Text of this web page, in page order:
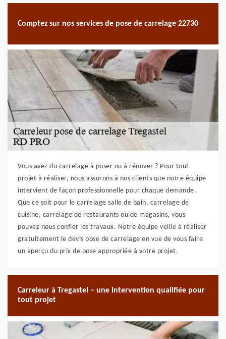
Comptez sur nos services de pose de carrelage 22730
Vous avez du carrelage à poser ou à rénover ? Pour tout
projet à réaliser, nous assurons à nos clients que notre équipe
intervient de façon professionnelle pour chaque demande.
Que ce soit pour le carrelage salle de bain, carrelage de
cuisine, carrelage de restaurants ou de magasins, vous
pouvez nous confier les travaux. Notre équipe veille à réaliser
gratuitement le devis pose de carrelage en vue de vous faire
un aperçu du prix de pose appropriée à votre projet.
Carreleur à Tregastel – une intervention qualifiée pour
tout projet